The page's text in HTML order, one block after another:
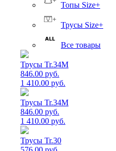
Топы Size+
Трусы Size+
Все товары
Трусы Tr.34M
846.00 руб.
1 410.00 руб.
Трусы Tr.34M
846.00 руб.
1 410.00 руб.
Трусы Tr.30